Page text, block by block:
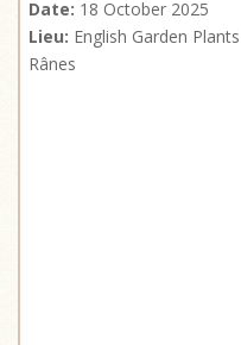
Date: 18 October 2025
Lieu: English Garden
Rânes